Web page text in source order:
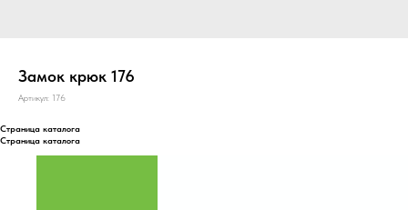
Замок крюк 176
Артикул: 176
Страница каталога
Страница каталога